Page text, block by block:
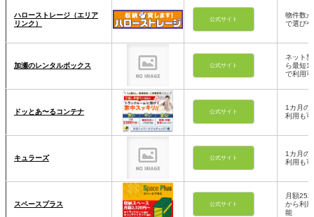
ハローストレージ（エリア
リンク）
公式サイト
物件数
で選び
加瀬のレンタルボックス 公式サイト
ネット
ら最短
で利用
ドッとあ〜るコンテナ 公式サイト
1カ月の
利用も
キュラーズ 公式サイト
1カ月の
利用も
スペースプラス 公式サイト
月額
から利
能